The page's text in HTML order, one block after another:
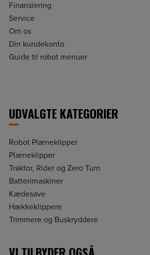
Finansiering
Service
Om os
Din kundekonto
Guide til robot menuer
UDVALGTE KATEGORIER
Robot Plæneklipper
Plæneklipper
Traktor, Rider og Zero Turn
Batterimaskiner
Kædesave
Hækkeklippere
Trimmere og Buskryddere